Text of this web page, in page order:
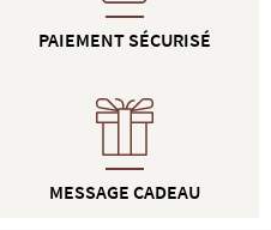
PAIEMENT SÉCURISÉ
MESSAGE CADEAU